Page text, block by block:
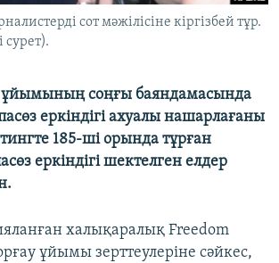
сот мәжілісіне кіргізбей тұр.
ұйымының соңғы баяндамасында
еркіндігі ахуалы нашарлағаны
185-ші орында тұрған
еркіндігі шектелген елдер
халықаралық Freedom
ұйымы зерттеулеріне сәйкес,